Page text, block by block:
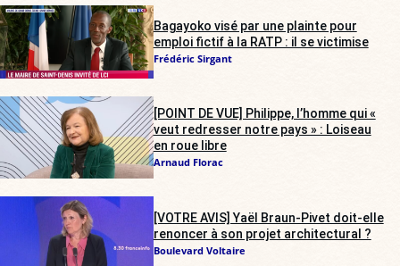
Bagayoko visé par une plainte pour
emploi fictif à la RATP : il se victimise
Frédéric Sirgant
[POINT DE VUE] Philippe, l’homme qui «
veut redresser notre pays » : Loiseau
en roue libre
Arnaud Florac
[VOTRE AVIS] Yaël Braun-Pivet doit-elle
renoncer à son projet architectural ?
Boulevard Voltaire